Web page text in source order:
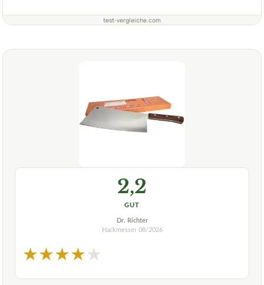
test-vergleiche.com
2,2
GUT
Dr. Richter
Hackmesser 08/2026
★★★★★